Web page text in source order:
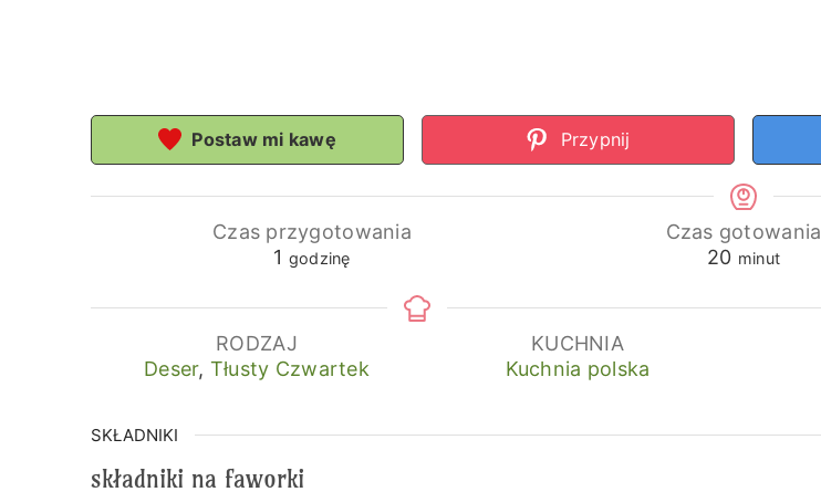
Postaw mi kawę Przypnij
Czas przygotowania
1 godzina
godzinę
Czas gotowania
20minuty
minut
RODZAJ
Deser, Tłusty Czwartek
KUCHNIA
Kuchnia polska
SKŁADNIKI
składniki na faworki